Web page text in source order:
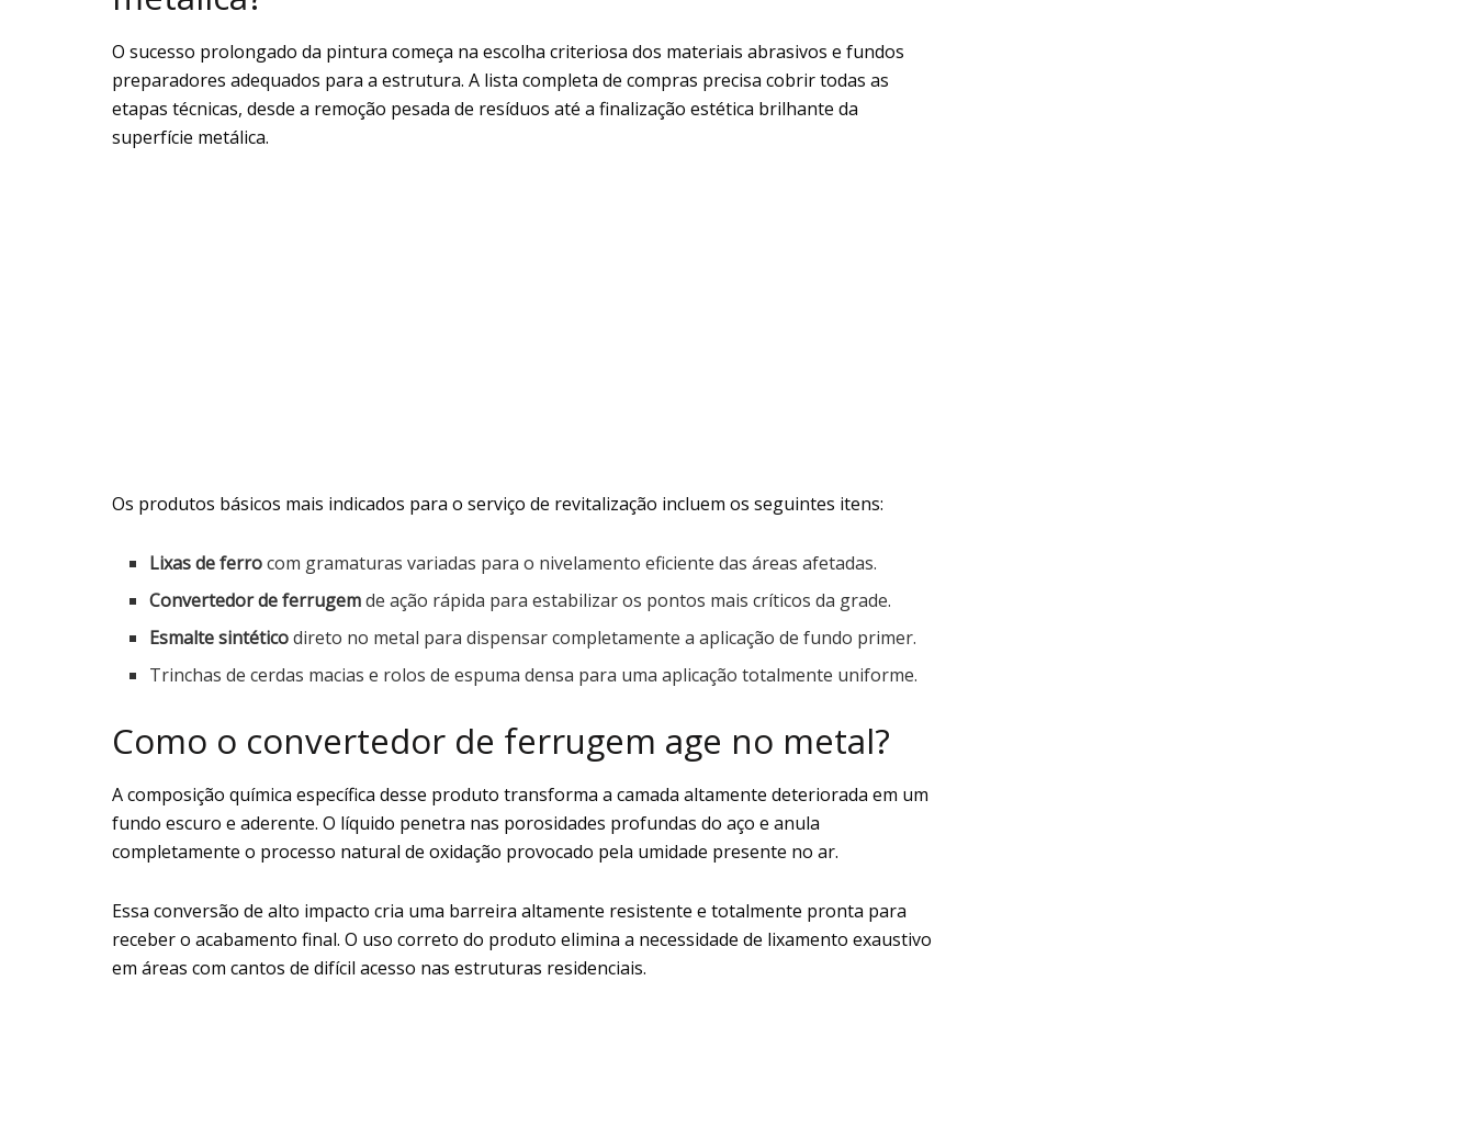
O sucesso prolongado da pintura começa na escolha criteriosa dos materiais abrasivos e fundos
preparadores adequados para a estrutura. A lista completa de compras precisa cobrir todas as
etapas técnicas, desde a remoção pesada de resíduos até a finalização estética brilhante da
superfície metálica.
Os produtos básicos mais indicados para o serviço de revitalização incluem os seguintes itens:
Lixas de ferrocom gramaturas variadas para o nivelamento eficiente das áreas afetadas.
Convertedor de ferrugemde ação rápida para estabilizar os pontos mais críticos da grade.
Esmalte sintéticodireto no metal para dispensar completamente a aplicação de fundo primer.
Trinchas de cerdas macias e rolos de espuma densa para uma aplicação totalmente uniforme.
Como o convertedor de ferrugem age no metal?
A composição química específica desse produto transforma a camada altamente deteriorada em um
fundo escuro e aderente. O líquido penetra nas porosidades profundas do aço e anula
completamente o processo natural de oxidação provocado pela umidade presente no ar.
Essa conversão de alto impacto cria uma barreira altamente resistente e totalmente pronta para
receber o acabamento final. O uso correto do produto elimina a necessidade de lixamento exaustivo
em áreas com cantos de difícil acesso nas estruturas residenciais.